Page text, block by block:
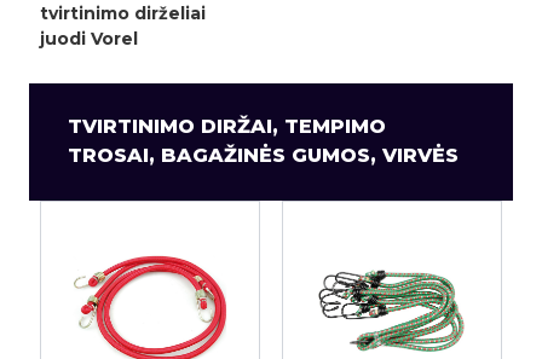
tvirtinimo dirželiai
juodi Vorel
TVIRTINIMO DIRŽAI, TEMPIMO
TROSAI, BAGAŽINĖS GUMOS, VIRVĖS